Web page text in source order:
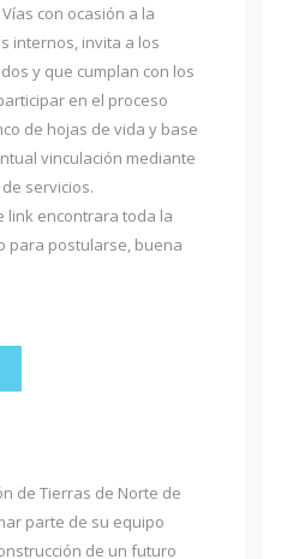
con ocasión a la
internos, invita a los
y que cumplan con los
en el proceso
de hojas de vida y base
vinculación mediante
servicios.
link encontrara toda la
para postularse, buena
de Tierras de Norte de
parte de su equipo
de un futuro